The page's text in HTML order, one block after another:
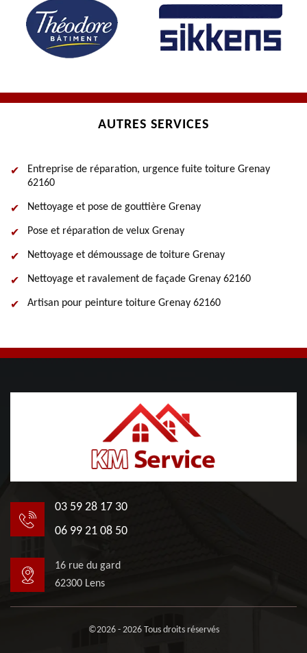
AUTRES SERVICES
Entreprise de réparation, urgence fuite toiture Grenay
62160
Nettoyage et pose de gouttière Grenay
Pose et réparation de velux Grenay
Nettoyage et démoussage de toiture Grenay
Nettoyage et ravalement de façade Grenay 62160
Artisan pour peinture toiture Grenay 62160
03 59 28 17 30
06 99 21 08 50
16 rue du gard
62300 Lens
©2026 - 2026 Tous droits réservés